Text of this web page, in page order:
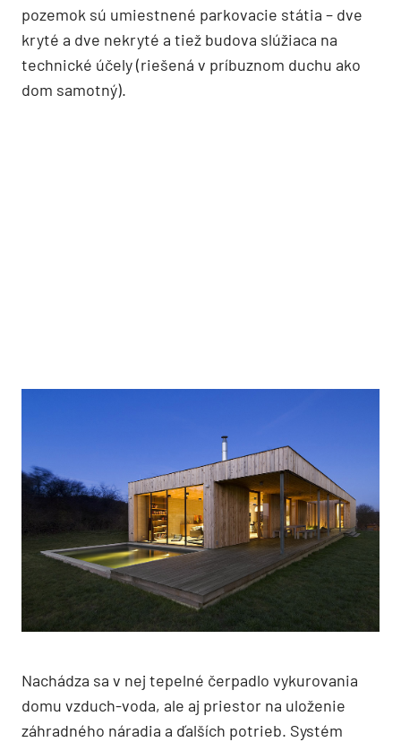
pozemok sú umiestnené parkovacie státia – dve
kryté a dve nekryté a tiež budova slúžiaca na
technické účely (riešená v príbuznom duchu ako
dom samotný).
Nachádza sa v nej tepelné čerpadlo vykurovania
domu vzduch-voda, ale aj priestor na uloženie
záhradného náradia a ďalších potrieb. Systém